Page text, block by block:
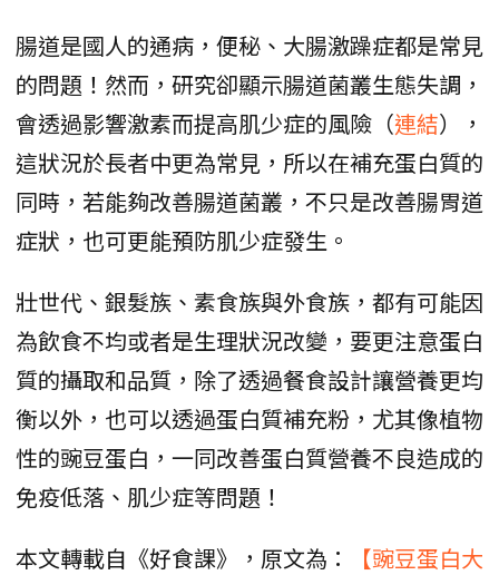
腸道是國人的通病，便秘、大腸激躁症都是常見
的問題！然而，研究卻顯示腸道菌叢生態失調，
會透過影響激素而提高肌少症的風險（連結），
這狀況於長者中更為常見，所以在補充蛋白質的
同時，若能夠改善腸道菌叢，不只是改善腸胃道
症狀，也可更能預防肌少症發生。
壯世代、銀髮族、素食族與外食族，都有可能因
為飲食不均或者是生理狀況改變，要更注意蛋白
質的攝取和品質，除了透過餐食設計讓營養更均
衡以外，也可以透過蛋白質補充粉，尤其像植物
性的豌豆蛋白，一同改善蛋白質營養不良造成的
免疫低落、肌少症等問題！
本文轉載自《好食課》，原文為：
【豌豆蛋白大